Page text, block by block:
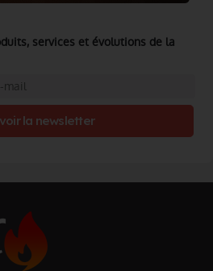
services et évolutions de la
la newsletter